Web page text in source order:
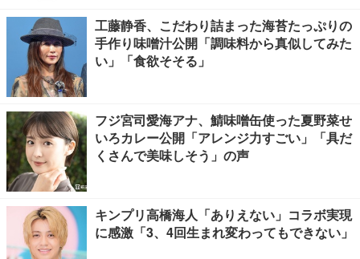
工藤静香、こだわり詰まった海苔たっぷりの
手作り味噌汁公開「調味料から真似してみた
い」「食欲そそる」
フジ宮司愛海アナ、鯖味噌缶使った夏野菜せ
いろカレー公開「アレンジ力すごい」「具だ
くさんで美味しそう」の声
キンプリ高橋海人「ありえない」コラボ実現
に感激「3、4回生まれ変わってもできない」